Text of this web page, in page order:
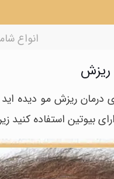
انواع
ریزش
درمان ریزش مو دیده
بیوتین استفاده کنید